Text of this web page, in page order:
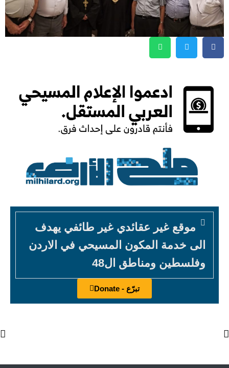
موقع غير عقائدي غير طائفي يهدف
الى خدمة المكون المسيحي في الاردن
وفلسطين ومناطق ال48
تبرّع - Donate